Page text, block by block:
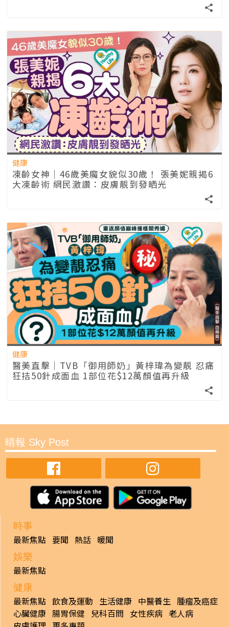
健康
凍齡女神｜46歲美魔女貌似30歲！ 張美妮親揭6
大凍齡術 網民激讚：皮膚靚到發晒光
健康
醫美直擊｜TVB「御用師奶」黃梓瑋為變靚 忍痛
狂拮50針成面血 1部位花$12萬顏值再升級
晴報 Sky Post
時事
最新焦點 要聞 熱話 暖聞
娛樂
最新焦點
健康
最新焦點 飲食及運動 生活健康 中醫養生 腫瘤及癌症
心臟健康 腸胃保健 兒科百問 女性疾病 老人病